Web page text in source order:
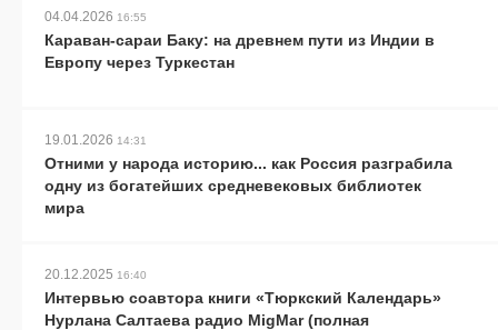
04.04.2026 16:55
Караван-сараи Баку: на древнем пути из Индии в
Европу через Туркестан
19.01.2026 14:31
Отними у народа историю... как Россия разграбила
одну из богатейших средневековых библиотек
мира
20.12.2025 16:40
Интервью соавтора книги «Тюркский Календарь»
Нурлана Салтаева радио MigMar (полная